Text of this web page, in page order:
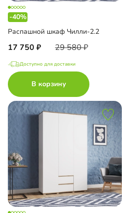
-40%
Распашной шкаф Чилли-2.2
17 750 29 580
Доступно для доставки
В корзину